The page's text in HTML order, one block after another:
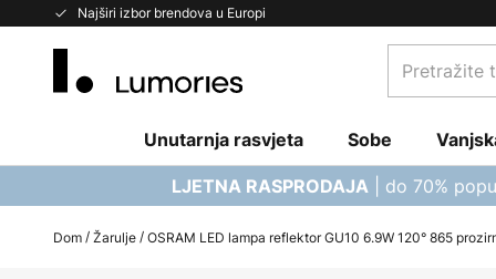
Najširi izbor brendova u Europi
Skip
Pretražite
trgovinu...
Unutarnja rasvjeta Sobe
LJETNA RASPRODAJA | do 70%
Dom Žarulje OSRAM LED lampa reflektor GU10 6.9W 120° 865